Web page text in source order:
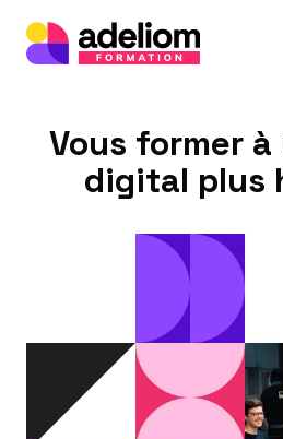
Adeliom
Formation
Vous former
digital plus